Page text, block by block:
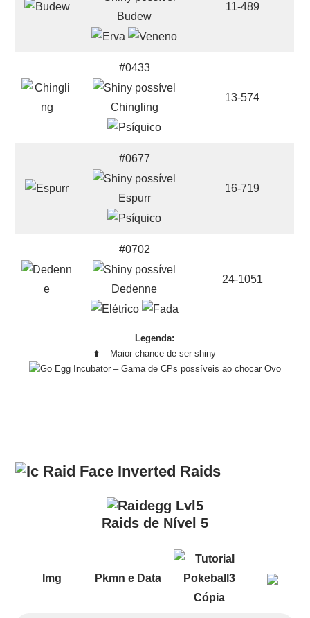
Budew
11-489
#0433
Chingling
13-574
#0677
Espurr
16-719
#0702
Dedenne
24-1051
Legenda:
⬆️ – Maior chance de ser shiny
– Gama de CPs possíveis ao chocar Ovo
Raids
Raids de Nível 5
Img Pkmn e Data